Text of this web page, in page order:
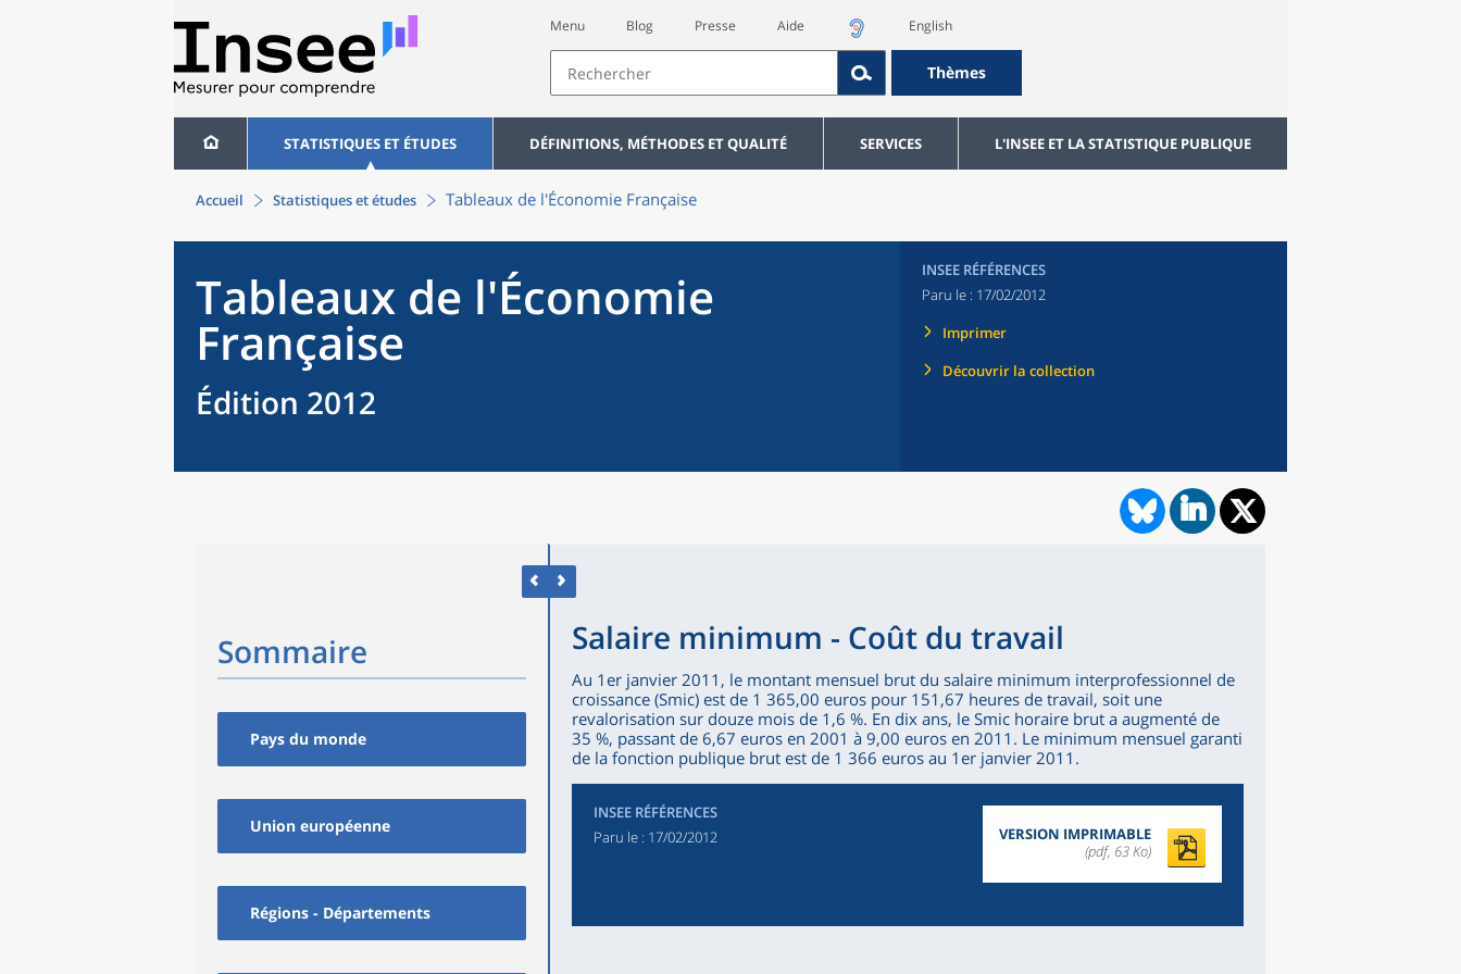
Menu Blog Presse Aide English
Thèmes
STATISTIQUES ET ÉTUDES DÉFINITIONS, MÉTHODES ET QUALITÉ SERVICES L'INSEE ET LA STATISTIQUE PUBLIQUE
Accueil Statistiques et études Tableaux de l'Économie Française
Tableaux de l'Économie
Française
Édition 2012
INSEE RÉFÉRENCES
Paru le : 17/02/2012
Imprimer
Découvrir la collection
Sommaire
Pays du monde
Union européenne
Régions - Départements
Salaire minimum - Coût du travail
Au 1er janvier 2011, le montant mensuel brut du salaire minimum interprofessionnel de
croissance (Smic) est de 1 365,00 euros pour 151,67 heures de travail, soit une
revalorisation sur douze mois de 1,6 %. En dix ans, le Smic horaire brut a augmenté de
35 %, passant de 6,67 euros en 2001 à 9,00 euros en 2011. Le minimum mensuel garanti
de la fonction publique brut est de 1 366 euros au 1er janvier 2011.
INSEE RÉFÉRENCES
Paru le : 17/02/2012
VERSION IMPRIMABLE
(pdf, 63 Ko)